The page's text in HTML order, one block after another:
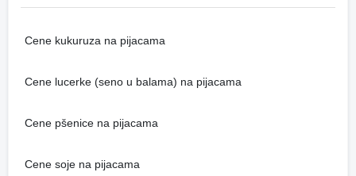
Cene kukuruza na pijacama
Cene lucerke (seno u balama) na pijacama
Cene pšenice na pijacama
Cene soje na pijacama